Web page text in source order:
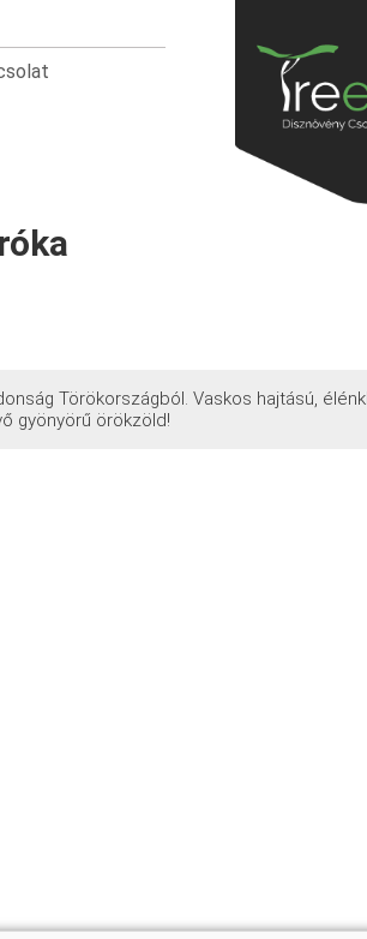
Törökországból. Vaskos hajtású,
gyönyörű örökzöld!